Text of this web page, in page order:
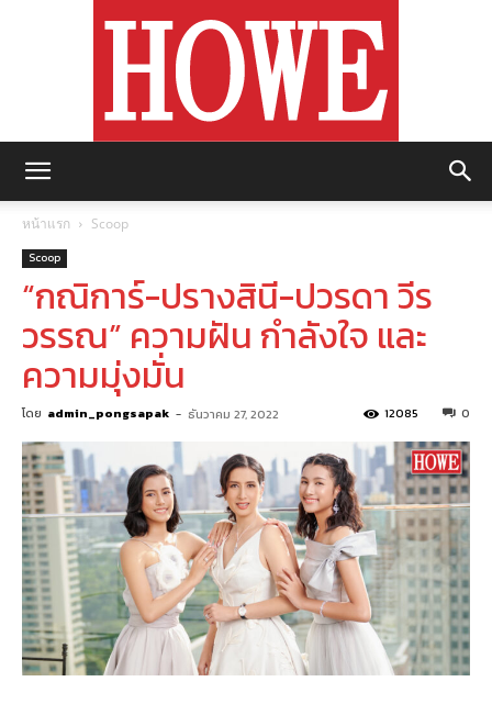
หน้าแรก Scoop
Scoop
“กณิการ์-ปรางสินี-ปวรดา วีร
วรรณ” ความฝัน กำลังใจ และ
ความมุ่งมั่น
โดย admin_pongsapak - ธันวาคม 27, 2022 0
12085